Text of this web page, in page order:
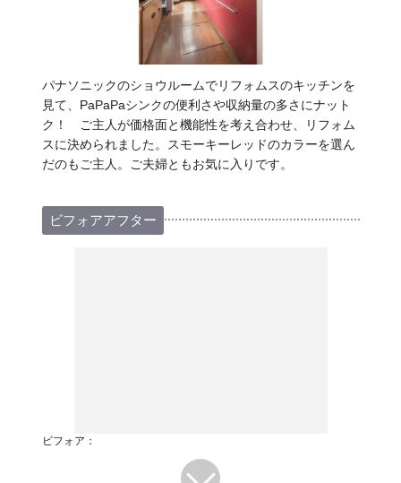
パナソニックのショウルームでリフォムスのキッチンを
見て、PaPaPaシンクの便利さや収納量の多さにナット
ク！ ご主人が価格面と機能性を考え合わせ、リフォム
スに決められました。スモーキーレッドのカラーを選ん
だのもご主人。ご夫婦ともお気に入りです。
ビフォアアフター
ビフォア：